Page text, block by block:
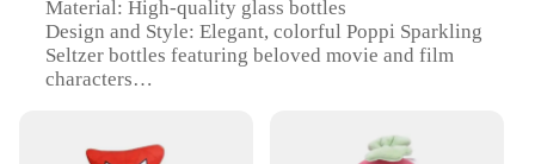
Material: High-quality glass bottles
Design and Style: Elegant, colorful Poppi Sparkling
Seltzer bottles featuring beloved movie and film
characters
Performance and Property: Sparkling and